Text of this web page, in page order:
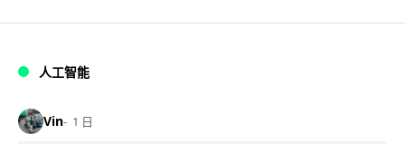
人工智能
Vin 1 日